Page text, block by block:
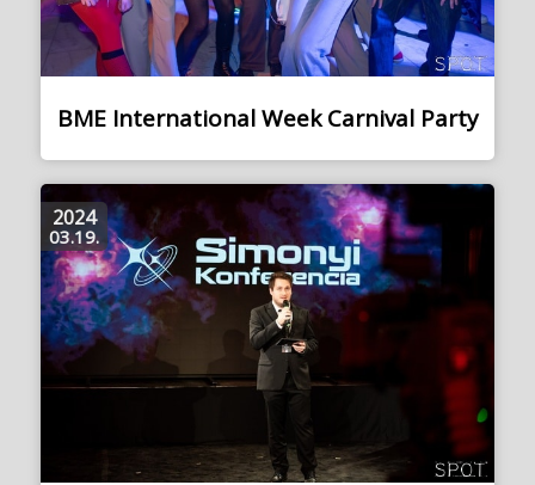
BME International Week Carnival Party
2024
03.19.